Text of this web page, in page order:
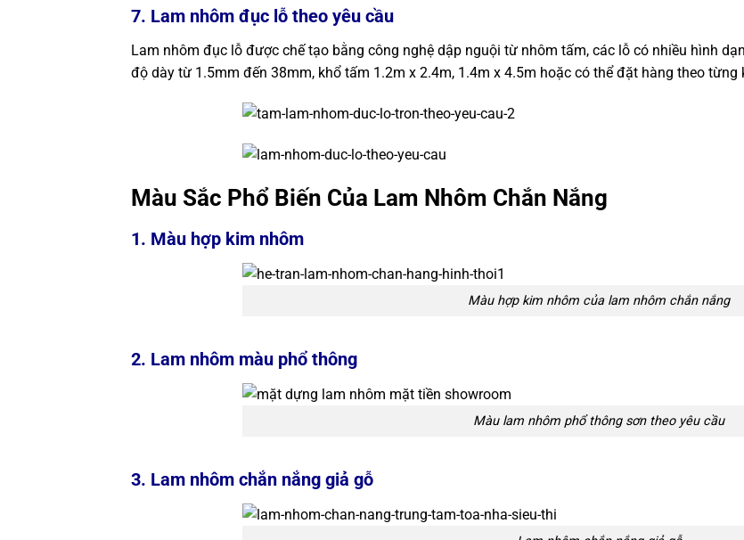
7. Lam nhôm đục lỗ theo yêu cầu
Lam nhôm đục lỗ được chế tạo bằng công nghệ dập nguội từ nhôm tấm, các lỗ có nhiều hình
độ dày từ 1.5mm đến 38mm, khổ tấm 1.2m x 2.4m, 1.4m x 4.5m hoặc có thể đặt hàng theo từng
Màu Sắc Phổ Biến Của Lam Nhôm Chắn Nắng
1. Màu hợp kim nhôm
Màu hợp kim nhôm của lam nhôm chắn nắng
2. Lam nhôm màu phổ thông
Màu lam nhôm phổ thông sơn theo yêu cầu
3. Lam nhôm chắn nắng giả gỗ